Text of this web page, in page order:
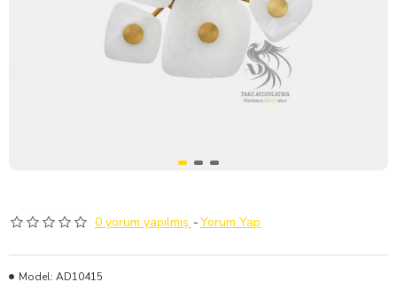
0 yorum yapılmış. -Yorum Yap
Model: AD10415